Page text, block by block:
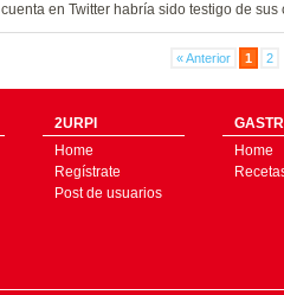
en Twitter habría sido testigo de sus
« Anterior 1 2
2URPI
Home
Regístrate
Post de usuarios
Home